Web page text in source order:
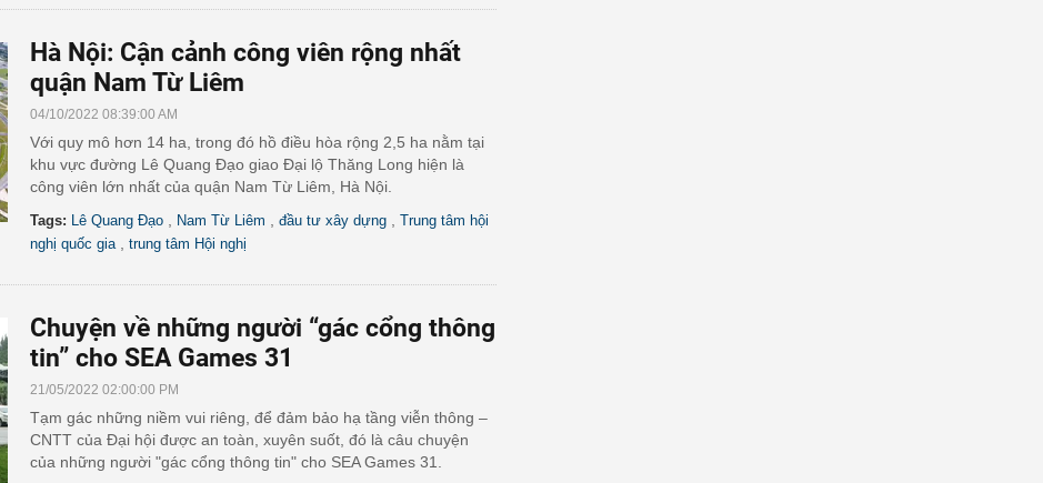
Hà Nội: Cận cảnh công viên rộng nhất
quận Nam Từ Liêm
04/10/2022 08:39:00 AM
Với quy mô hơn 14 ha, trong đó hồ điều hòa rộng 2,5 ha nằm tại
khu vực đường Lê Quang Đạo giao Đại lộ Thăng Long hiện là
công viên lớn nhất của quận Nam Từ Liêm, Hà Nội.
Tags: Lê Quang Đạo Nam Từ Liêm đầu tư xây dựng
Trung tâm hội
nghị quốc gia
trung tâm Hội nghị
Chuyện về những người “gác cổng thông
tin” cho SEA Games 31
21/05/2022 02:00:00 PM
Tạm gác những niềm vui riêng, để đảm bảo hạ tầng viễn thông –
CNTT của Đại hội được an toàn, xuyên suốt, đó là câu chuyện
của những người "gác cổng thông tin" cho SEA Games 31.